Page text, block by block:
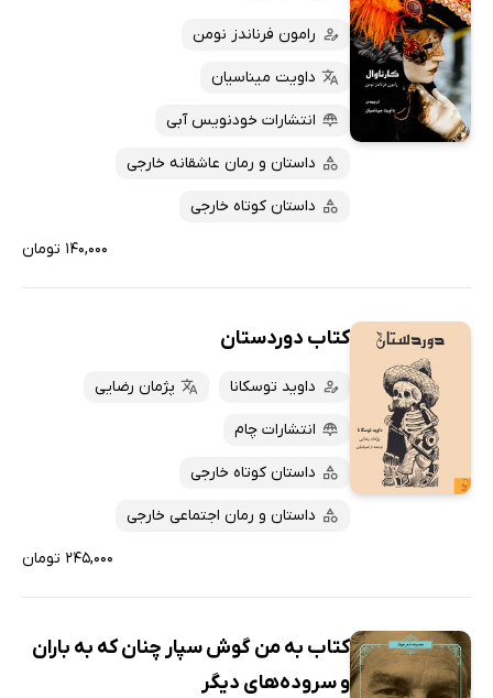
رامون فرناندز نومن
داویت میناسیان
انتشارات خودنویس‌ آبی
داستان و رمان عاشقانه خارجی
داستان کوتاه خارجی
۱۴۰,۰۰۰ تومان
کتاب دوردستان
داوید توسکانا پژمان رضایی
انتشارات چام
داستان کوتاه خارجی
داستان و رمان اجتماعی خارجی
۲۴۵,۰۰۰ تومان
کتاب به من گوش سپار چنان که به باران
و سروده‌های دیگر